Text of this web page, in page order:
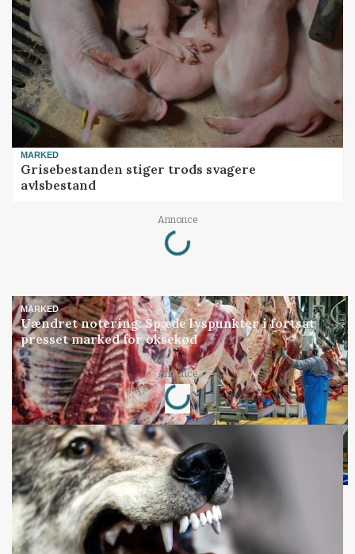
MARKED
Grisebestanden stiger trods svagere
avlsbestand
Annonce
Loading...
MARKED
Uændret notering: Spæde lyspunkter i fortsat
presset marked for oksekød
Annonce
Loading...